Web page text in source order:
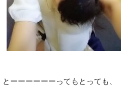
分✨広島メイク教室
ーーーーーーってもとっても、